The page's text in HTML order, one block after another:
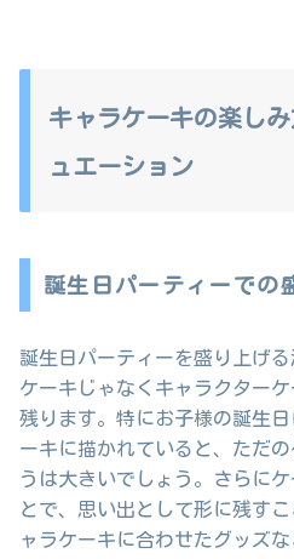
キャラケーキの楽し
ュエーション
誕生日パーティーでの
誕生日パーティーを盛り上げ
ケーキじゃなくキャラクター
残ります。特にお子様の誕生
ーキに描かれていると、ただ
うは大きいでしょう。さらに
とで、思い出として形に残す
ャラケーキに合わせたグッズ